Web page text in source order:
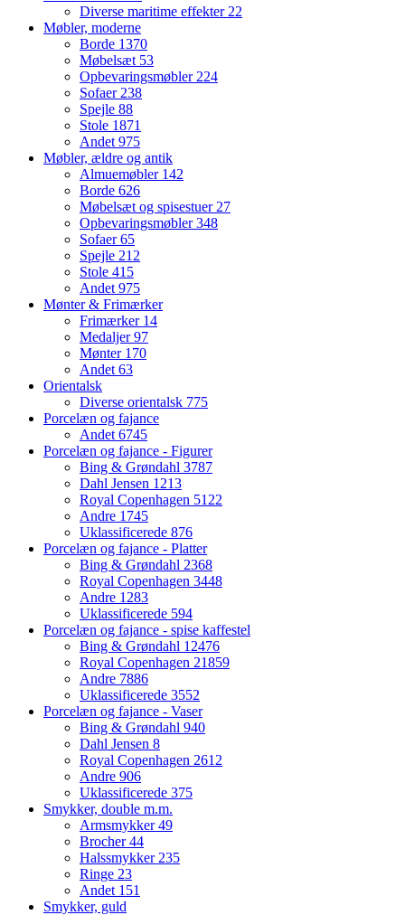
Diverse maritime effekter22
Møbler, moderne
Borde 1370
Møbelsæt 53
Opbevaringsmøbler224
Sofaer238
Spejle 88
Stole 1871
Andet975
Møbler, ældre og antik
Almuemøbler 142
Borde 626
Møbelsæt og spisestuer27
Opbevaringsmøbler348
Sofaer65
Spejle 212
Stole 415
Andet975
Mønter & Frimærker
Frimærker 14
Medaljer97
Mønter 170
Andet63
Orientalsk
Diverse orientalsk 775
Porcelæn og fajance
Andet6745
Porcelæn og fajance - Figurer
Bing & Grøndahl 3787
Dahl Jensen 1213
Royal Copenhagen 5122
Andre 1745
Uklassificerede 876
Porcelæn og fajance - Platter
Bing & Grøndahl 2368
Royal Copenhagen 3448
Andre 1283
Uklassificerede 594
Porcelæn og fajance - spise kaffestel
Bing & Grøndahl 12476
Royal Copenhagen 21859
Andre 7886
Uklassificerede 3552
Porcelæn og fajance - Vaser
Bing & Grøndahl 940
Dahl Jensen 8
Royal Copenhagen 2612
Andre 906
Uklassificerede 375
Smykker, double m.m.
Armsmykker49
Brocher44
Halssmykker235
Ringe 23
Andet 151
Smykker, guld